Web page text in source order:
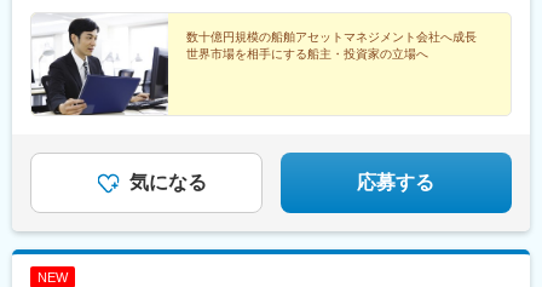
数十億円規模の船舶アセットマネジメント会社へ成長
世界市場を相手にする船主・投資家の立場へ
気になる 応募する
NEW